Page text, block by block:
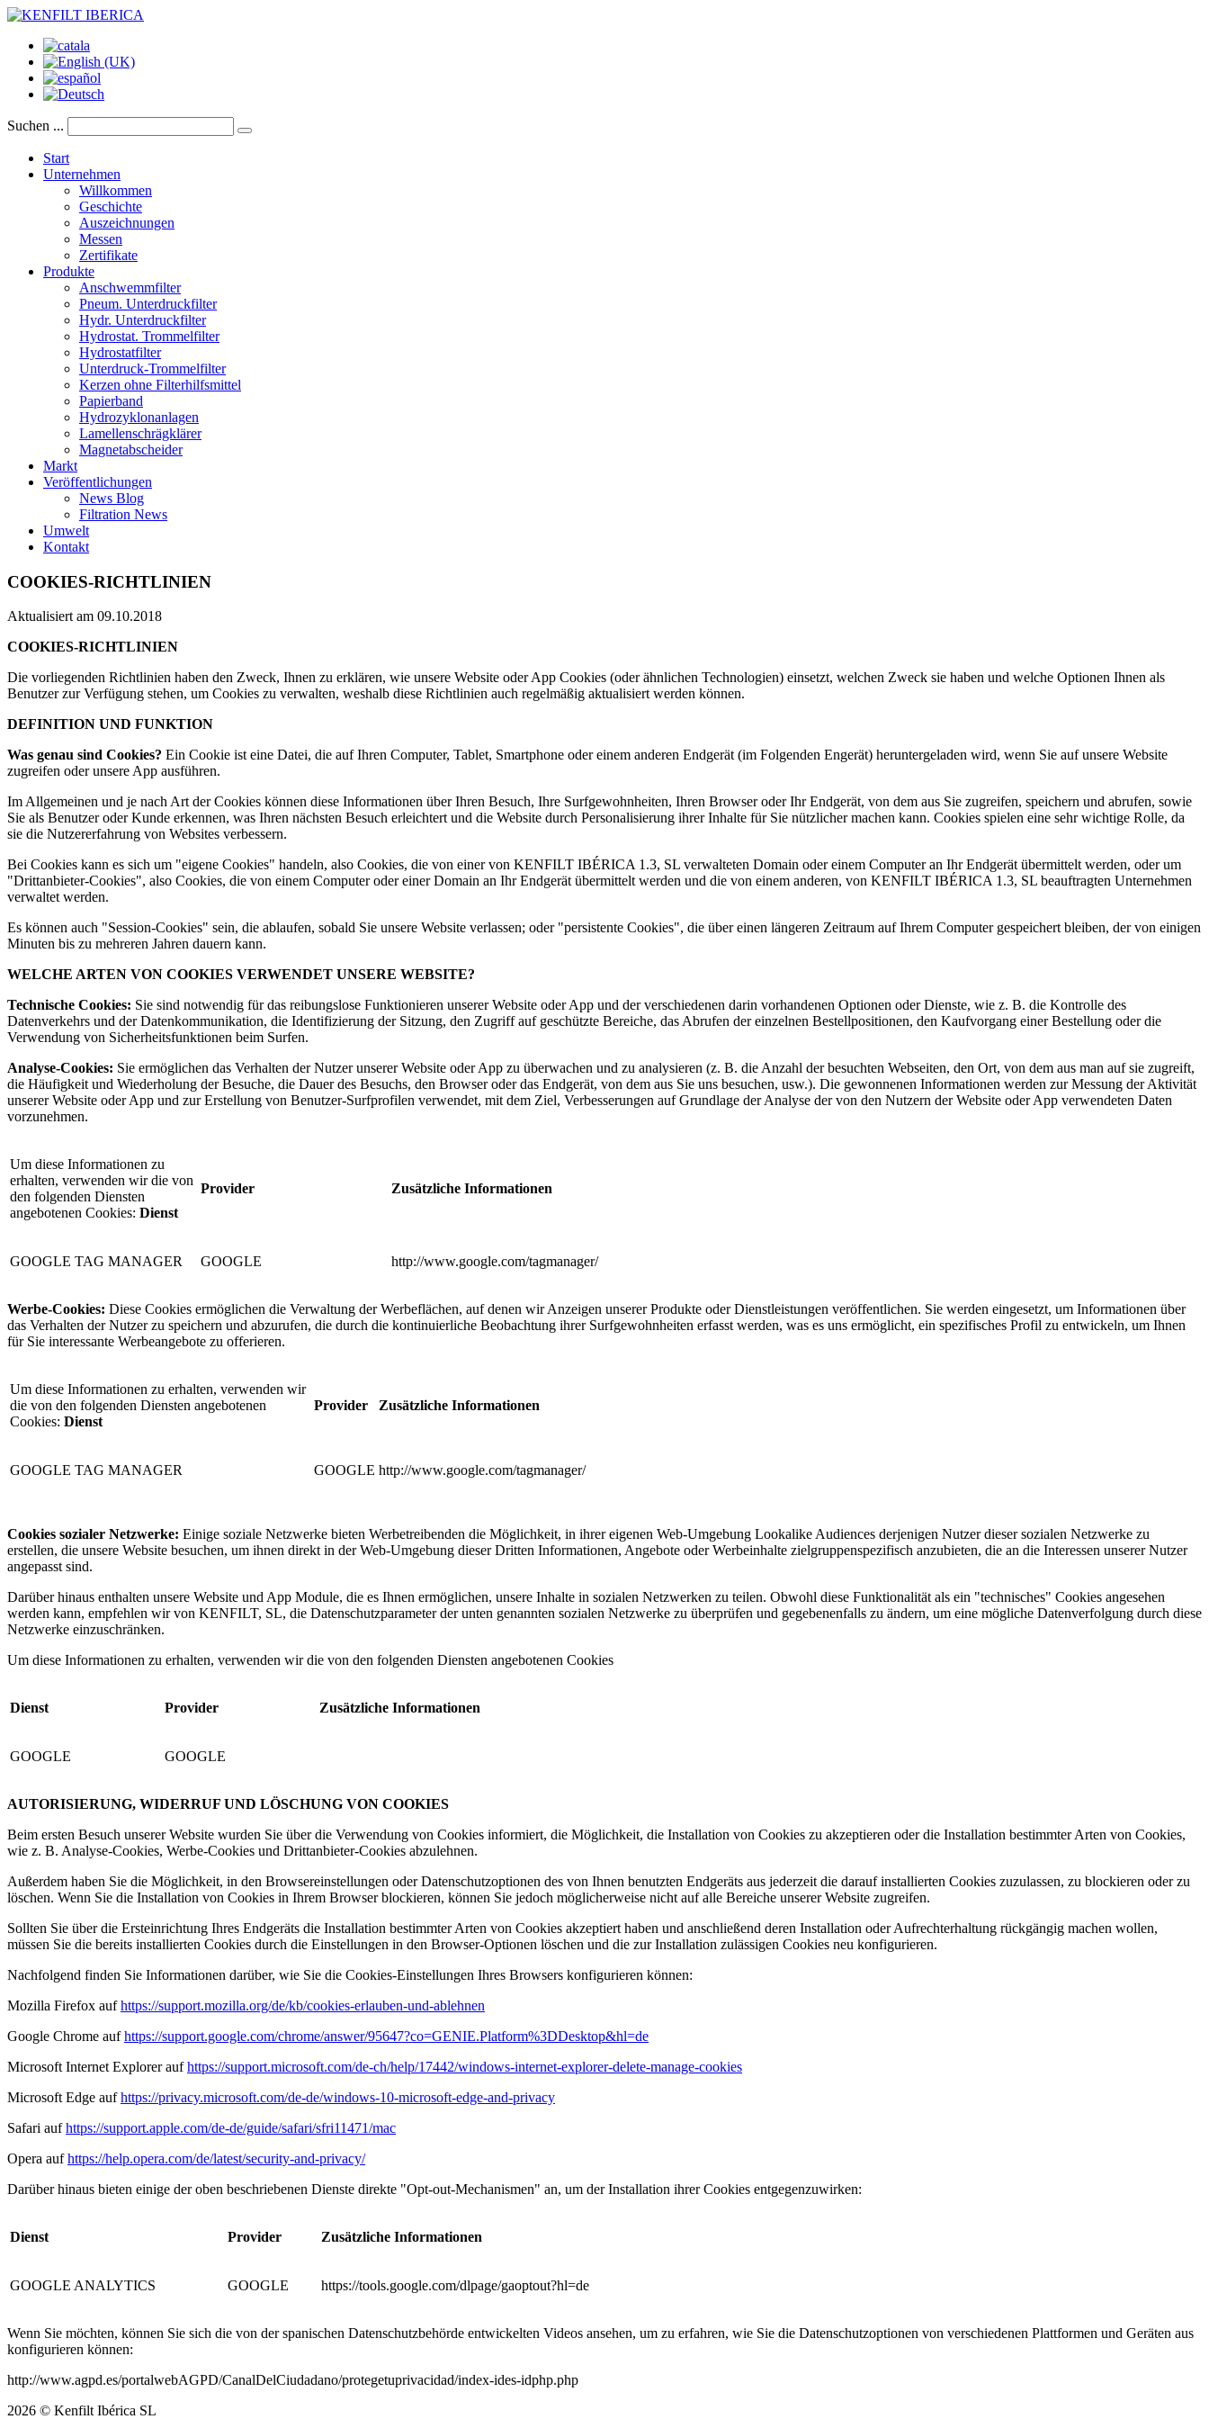
Suchen ...
Start
Unternehmen
Willkommen
Geschichte
Auszeichnungen
Messen
Zertifikate
Produkte
Anschwemmfilter
Pneum. Unterdruckfilter
Hydr. Unterdruckfilter
Hydrostat. Trommelfilter
Hydrostatfilter
Unterdruck-Trommelfilter
Kerzen ohne Filterhilfsmittel
Papierband
Hydrozyklonanlagen
Lamellenschrägklärer
Magnetabscheider
Markt
Veröffentlichungen
News Blog
Filtration News
Umwelt
Kontakt
COOKIES-RICHTLINIEN
Aktualisiert am 09.10.2018
COOKIES-RICHTLINIEN
Die vorliegenden Richtlinien haben den Zweck, Ihnen zu erklären, wie unsere Website oder App Cookies (oder ähnlichen Technologien) einsetzt, welchen Zweck sie haben und welche Optionen Ihnen als
Benutzer zur Verfügung stehen, um Cookies zu verwalten, weshalb diese Richtlinien auch regelmäßig aktualisiert werden können.
DEFINITION UND FUNKTION
Was genau sind Cookies? Ein Cookie ist eine Datei, die auf Ihren Computer, Tablet, Smartphone oder einem anderen Endgerät (im Folgenden Engerät) heruntergeladen wird, wenn Sie auf unsere Website
zugreifen oder unsere App ausführen.
Im Allgemeinen und je nach Art der Cookies können diese Informationen über Ihren Besuch, Ihre Surfgewohnheiten, Ihren Browser oder Ihr Endgerät, von dem aus Sie zugreifen, speichern und abrufen, sowie
Sie als Benutzer oder Kunde erkennen, was Ihren nächsten Besuch erleichtert und die Website durch Personalisierung ihrer Inhalte für Sie nützlicher machen kann. Cookies spielen eine sehr wichtige Rolle, da
sie die Nutzererfahrung von Websites verbessern.
Bei Cookies kann es sich um "eigene Cookies" handeln, also Cookies, die von einer von KENFILT IBÉRICA 1.3, SL verwalteten Domain oder einem Computer an Ihr Endgerät übermittelt werden, oder um
"Drittanbieter-Cookies", also Cookies, die von einem Computer oder einer Domain an Ihr Endgerät übermittelt werden und die von einem anderen, von KENFILT IBÉRICA 1.3, SL beauftragten Unternehmen
verwaltet werden.
Es können auch "Session-Cookies" sein, die ablaufen, sobald Sie unsere Website verlassen; oder "persistente Cookies", die über einen längeren Zeitraum auf Ihrem Computer gespeichert bleiben, der von einigen
Minuten bis zu mehreren Jahren dauern kann.
WELCHE ARTEN VON COOKIES VERWENDET UNSERE WEBSITE?
Technische Cookies: Sie sind notwendig für das reibungslose Funktionieren unserer Website oder App und der verschiedenen darin vorhandenen Optionen oder Dienste, wie z. B. die Kontrolle des
Datenverkehrs und der Datenkommunikation, die Identifizierung der Sitzung, den Zugriff auf geschützte Bereiche, das Abrufen der einzelnen Bestellpositionen, den Kaufvorgang einer Bestellung oder die
Verwendung von Sicherheitsfunktionen beim Surfen.
Analyse-Cookies: Sie ermöglichen das Verhalten der Nutzer unserer Website oder App zu überwachen und zu analysieren (z. B. die Anzahl der besuchten Webseiten, den Ort, von dem aus man auf sie zugreift,
die Häufigkeit und Wiederholung der Besuche, die Dauer des Besuchs, den Browser oder das Endgerät, von dem aus Sie uns besuchen, usw.). Die gewonnenen Informationen werden zur Messung der Aktivität
unserer Website oder App und zur Erstellung von Benutzer-Surfprofilen verwendet, mit dem Ziel, Verbesserungen auf Grundlage der Analyse der von den Nutzern der Website oder App verwendeten Daten
vorzunehmen.
Um diese Informationen zu
erhalten, verwenden wir die von
den folgenden Diensten
angebotenen Cookies: Dienst
Provider Zusätzliche Informationen
GOOGLE TAG MANAGER GOOGLE http://www.google.com/tagmanager/
Werbe-Cookies: Diese Cookies ermöglichen die Verwaltung der Werbeflächen, auf denen wir Anzeigen unserer Produkte oder Dienstleistungen veröffentlichen. Sie werden eingesetzt, um Informationen über
das Verhalten der Nutzer zu speichern und abzurufen, die durch die kontinuierliche Beobachtung ihrer Surfgewohnheiten erfasst werden, was es uns ermöglicht, ein spezifisches Profil zu entwickeln, um Ihnen
für Sie interessante Werbeangebote zu offerieren.
Um diese Informationen zu erhalten, verwenden wir
die von den folgenden Diensten angebotenen
Cookies: Dienst
Provider Zusätzliche Informationen
GOOGLE TAG MANAGER GOOGLE http://www.google.com/tagmanager/
Cookies sozialer Netzwerke: Einige soziale Netzwerke bieten Werbetreibenden die Möglichkeit, in ihrer eigenen Web-Umgebung Lookalike Audiences derjenigen Nutzer dieser sozialen Netzwerke zu
erstellen, die unsere Website besuchen, um ihnen direkt in der Web-Umgebung dieser Dritten Informationen, Angebote oder Werbeinhalte zielgruppenspezifisch anzubieten, die an die Interessen unserer Nutzer
angepasst sind.
Darüber hinaus enthalten unsere Website und App Module, die es Ihnen ermöglichen, unsere Inhalte in sozialen Netzwerken zu teilen. Obwohl diese Funktionalität als ein "technisches" Cookies angesehen
werden kann, empfehlen wir von KENFILT, SL, die Datenschutzparameter der unten genannten sozialen Netzwerke zu überprüfen und gegebenenfalls zu ändern, um eine mögliche Datenverfolgung durch diese
Netzwerke einzuschränken.
Um diese Informationen zu erhalten, verwenden wir die von den folgenden Diensten angebotenen Cookies
Dienst Provider Zusätzliche Informationen
GOOGLE GOOGLE
AUTORISIERUNG, WIDERRUF UND LÖSCHUNG VON COOKIES
Beim ersten Besuch unserer Website wurden Sie über die Verwendung von Cookies informiert, die Möglichkeit, die Installation von Cookies zu akzeptieren oder die Installation bestimmter Arten von Cookies,
wie z. B. Analyse-Cookies, Werbe-Cookies und Drittanbieter-Cookies abzulehnen.
Außerdem haben Sie die Möglichkeit, in den Browsereinstellungen oder Datenschutzoptionen des von Ihnen benutzten Endgeräts aus jederzeit die darauf installierten Cookies zuzulassen, zu blockieren oder zu
löschen. Wenn Sie die Installation von Cookies in Ihrem Browser blockieren, können Sie jedoch möglicherweise nicht auf alle Bereiche unserer Website zugreifen.
Sollten Sie über die Ersteinrichtung Ihres Endgeräts die Installation bestimmter Arten von Cookies akzeptiert haben und anschließend deren Installation oder Aufrechterhaltung rückgängig machen wollen,
müssen Sie die bereits installierten Cookies durch die Einstellungen in den Browser-Optionen löschen und die zur Installation zulässigen Cookies neu konfigurieren.
Nachfolgend finden Sie Informationen darüber, wie Sie die Cookies-Einstellungen Ihres Browsers konfigurieren können:
Mozilla Firefox aufhttps://support.mozilla.org/de/kb/cookies-erlauben-und-ablehnen
Google Chrome aufhttps://support.google.com/chrome/answer/95647?co=GENIE.Platform%3DDesktop&hl=de
Microsoft Internet Explorer aufhttps://support.microsoft.com/de-ch/help/17442/windows-internet-explorer-delete-manage-cookies
Microsoft Edge aufhttps://privacy.microsoft.com/de-de/windows-10-microsoft-edge-and-privacy
Safari aufhttps://support.apple.com/de-de/guide/safari/sfri11471/mac
Opera aufhttps://help.opera.com/de/latest/security-and-privacy/
Darüber hinaus bieten einige der oben beschriebenen Dienste direkte "Opt-out-Mechanismen" an, um der Installation ihrer Cookies entgegenzuwirken:
Dienst Provider Zusätzliche Informationen
GOOGLE ANALYTICS GOOGLE https://tools.google.com/dlpage/gaoptout?hl=de
Wenn Sie möchten, können Sie sich die von der spanischen Datenschutzbehörde entwickelten Videos ansehen, um zu erfahren, wie Sie die Datenschutzoptionen von verschiedenen Plattformen und Geräten aus
konfigurieren können:
http://www.agpd.es/portalwebAGPD/CanalDelCiudadano/protegetuprivacidad/index-ides-idphp.php
2026 © Kenfilt Ibérica SL